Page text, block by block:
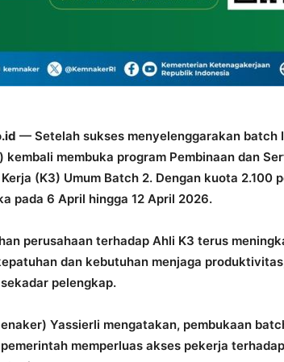
— Setelah sukses menyelenggarakan batch
kembali membuka program Pembinaan dan
(K3) Umum Batch 2. Dengan kuota 2.100
pada 6 April hingga 12 April 2026.
perusahaan terhadap Ahli K3 terus
dan kebutuhan menjaga
pelengkap.
Yassierli mengatakan, pembukaan
memperluas akses pekerja